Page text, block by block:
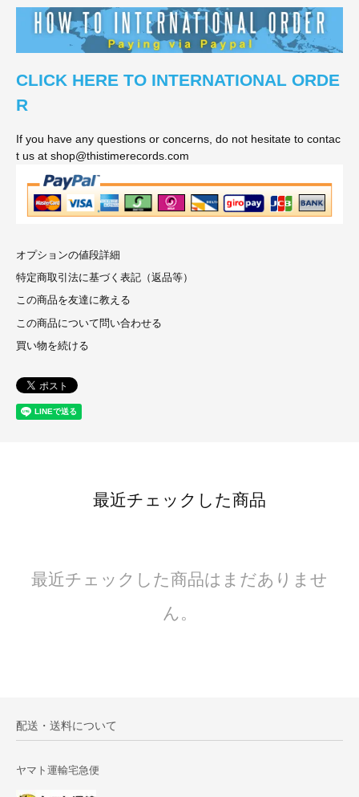
CLICK HERE TO INTERNATIONAL ORDE
R
If you have any questions or concerns, do not hesitate to contac
t us at shop@thistimerecords.com
オプションの値段詳細
特定商取引法に基づく表記（返品等）
この商品を友達に教える
この商品について問い合わせる
買い物を続ける
最近チェックした商品
最近チェックした商品はまだありませ
ん。
配送・送料について
ヤマト運輸宅急便